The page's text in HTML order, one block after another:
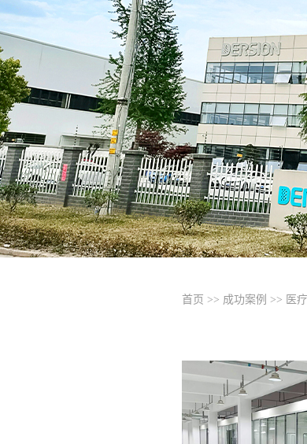
首页 >> 成功案例 >> 医